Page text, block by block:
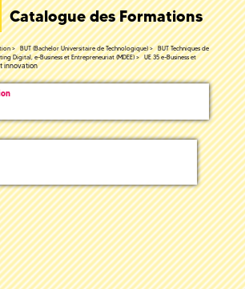
Catalogue des Formations
BUT (Bachelor Universitaire de Technologique)
BUT Techniques de
Digital, e-Business et Entrepreneuriat (MDEE)
UE 35 e-Business et
innovation